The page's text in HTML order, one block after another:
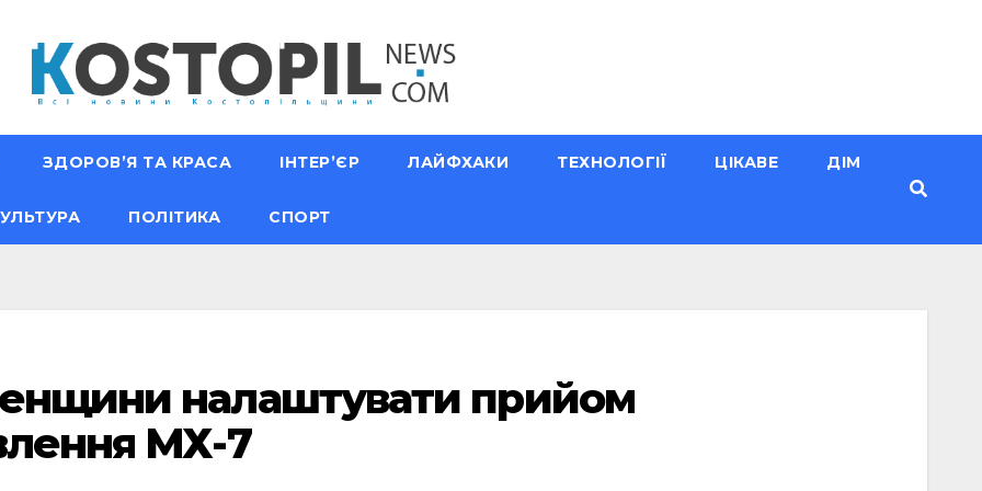
ЗДОРОВ’Я ТА КРАСА ІНТЕР’ЄР ЛАЙФХАКИ ТЕХНОЛОГІЇ ЦІКАВЕ ДІМ
ПОЛІТИКА СПОРТ
налаштувати прийом
МХ-7